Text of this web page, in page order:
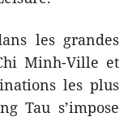
les grandes
Minh-Ville et
les plus
Tau s’impose